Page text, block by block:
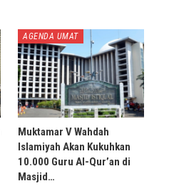
AGENDA UMAT
Muktamar V Wahdah
Islamiyah Akan Kukuhkan
10.000 Guru Al-Qur’an di
Masjid…